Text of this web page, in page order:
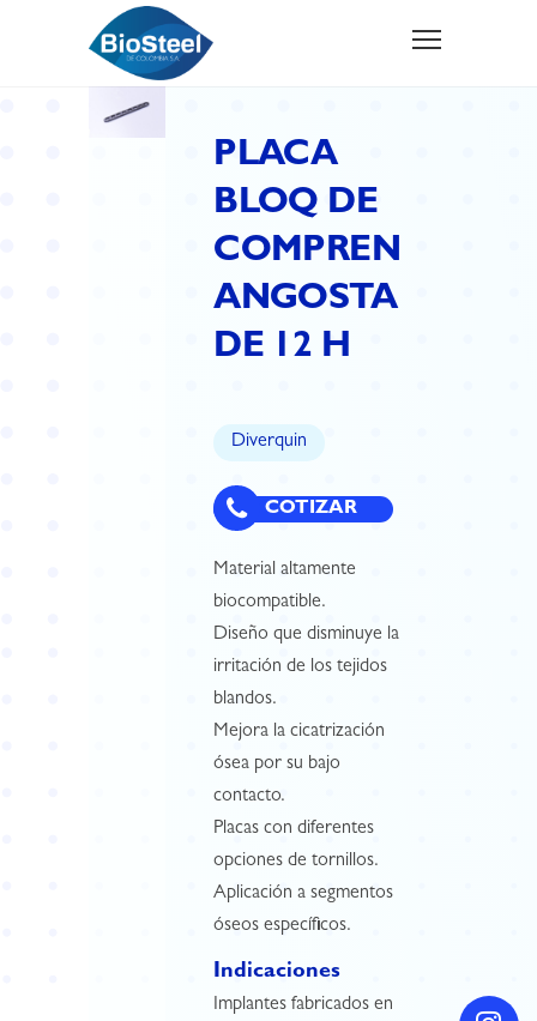
PLACA
BLOQ DE
COMPREN
ANGOSTA
DE 12 H
Diverquin
COTIZAR
Material altamente
biocompatible.
Diseño que disminuye la
irritación de los tejidos
blandos.
Mejora la cicatrización
ósea por su bajo
contacto.
Placas con diferentes
opciones de tornillos.
Aplicación a segmentos
óseos específicos.
Indicaciones
Implantes fabricados en